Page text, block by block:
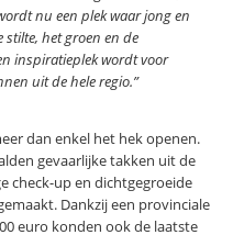
nu een plek waar jong en
het groen en de
inspiratieplek wordt voor
uit de hele regio.”
dan enkel het hek openen.
gevaarlijke takken uit de
check-up en dichtgegroeide
Dankzij een provinciale
euro konden ook de laatste